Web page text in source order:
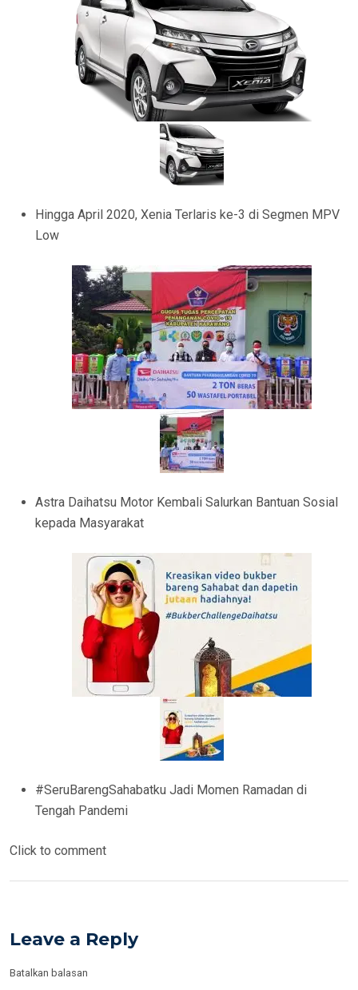
Hingga April 2020, Xenia Terlaris ke-3 di Segmen MPV
Low
Astra Daihatsu Motor Kembali Salurkan Bantuan Sosial
kepada Masyarakat
#SeruBarengSahabatku Jadi Momen Ramadan di
Tengah Pandemi
Click to comment
Leave a Reply
Batalkan balasan